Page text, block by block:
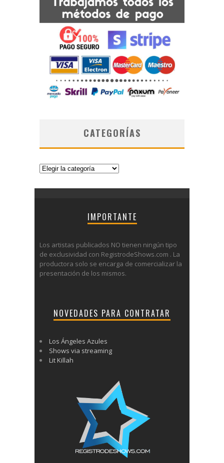
CATEGORÍAS
Categorías
IMPORTANTE
Los artistas publicados NO tienen ningún tipo
de exclusividad con RegistrodeShows.com . La
productora solo se encarga de comercializar la
presentación de los mismos.
NOVEDADES PARA CONTRATAR
Los Ángeles Azules
Shows via streaming
Lit Killah